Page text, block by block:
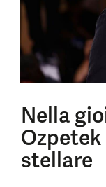
Nella
stellare